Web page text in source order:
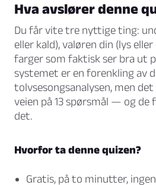
Hva avslører denne
Du får vite tre nyttige ting:
eller kald), valøren din (lys
farger som faktisk ser bra ut
systemet er en forenkling av
tolvsesongsanalysen, men
veien på 13 spørsmål — og de
det.
Hvorfor ta denne quizen?
Gratis, på to minutter,